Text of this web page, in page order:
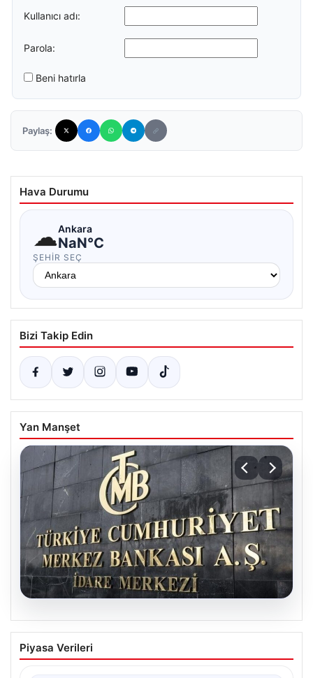
Kullanıcı adı:
Parola:
Beni hatırla
Paylaş:
Hava Durumu
☁Ankara
NaN°C
ŞEHIR SEÇ
Bizi Takip Edin
Yan Manşet
05.08.2026
Merkez Bankası faiz kararı ne zaman?
Ekonomistlerin nisan ayı faiz beklentisi
Piyasa Verileri